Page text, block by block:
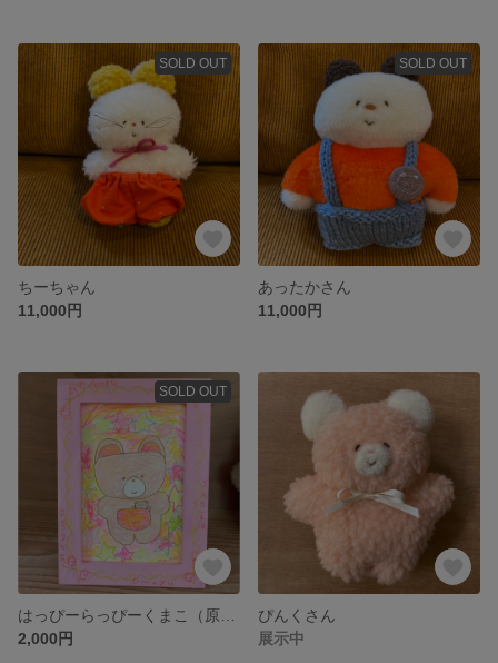
SOLD OUT
ちーちゃん
11,000円
SOLD OUT
あったかさん
11,000円
SOLD OUT
2,000円
ぴんくさん
展示中